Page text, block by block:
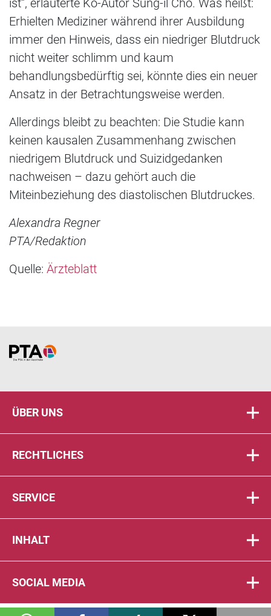
ist“, erläuterte Ko-Autor Sung-il Cho. Was heißt:
Erhielten Mediziner während ihrer Ausbildung
immer den Hinweis, dass ein niedriger Blutdruck
nicht weiter schlimm und kaum
behandlungsbedürftig sei, könnte dies ein neuer
Ansatz in der Betrachtungsweise werden.
Allerdings bleibt zu beachten: Die Studie kann
keinen kausalen Zusammenhang zwischen
niedrigem Blutdruck und Suizidgedanken
nachweisen – dazu gehört auch die
Miteinbeziehung des diastolischen Blutdruckes.
Alexandra Regner
PTA/Redaktion
Quelle: Ärzteblatt
Home
ÜBER UNS
RECHTLICHES
SERVICE
INHALT
SOCIAL MEDIA